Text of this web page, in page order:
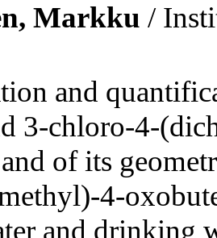
Markku /
and
3-chloro-4-
of its
4-
and drinking